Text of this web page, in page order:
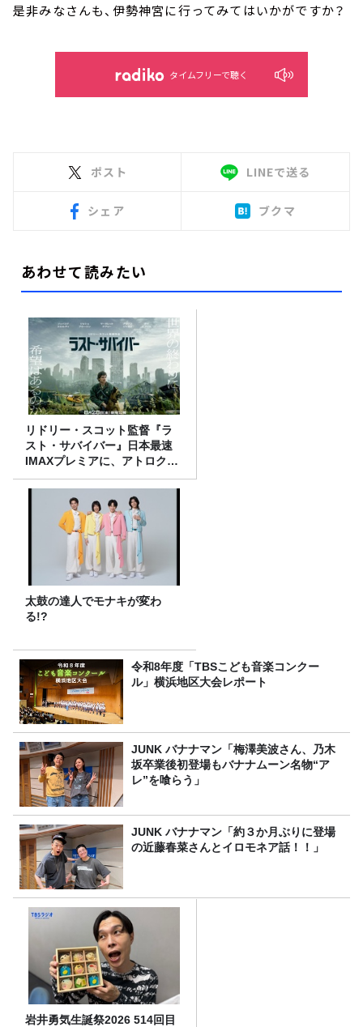
是非みなさんも、伊勢神宮に行ってみてはいかがですか？
タイムフリーで聴く
ポスト LINEで送る
シェア ブクマ
あわせて読みたい
リドリー・スコット監督『ラ
スト・サバイバー』日本最速
IMAXプレミアに、アトロクリ
スナー60名をご招待！
太鼓の達人でモナキが変わ
る!?
令和8年度「TBSこども音楽コンクー
ル」横浜地区大会レポート
JUNK バナナマン「梅澤美波さん、乃木
坂卒業後初登場もバナナムーン名物“ア
レ”を喰らう」
JUNK バナナマン「約３か月ぶりに登場
の近藤春菜さんとイロモネア話！！」
岩井勇気生誕祭2026 514回目